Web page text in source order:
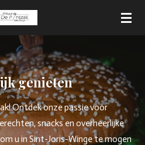
genieten
Ontdek onze passie voor
snacks en overheerlijke
u in Sint-Joris-Winge te mogen